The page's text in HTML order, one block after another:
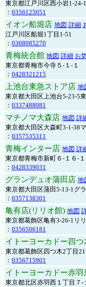
東京都江戸川区西小岩1-
： 0356125051
イオン船堀店 地図 詳細
江戸川区船堀1丁目1-51
： 0368085270
青梅統合館 地図 詳細 お
東京都青梅市今寺５-１-１
： 0428321215
上池台東急ストア店 地
東京都大田区上池台5-23-5
： 0337488081
マチノマ大森店 地図 詳
東京都大田区大森町3-1-38
： 0357535311
青梅インター店 地図 詳
東京都青梅市新町６-１６-１
： 0428339031
グランデュオ蒲田店 地
東京都大田区蒲田5-13-1グ
： 0357138301
亀有店(リリオ館) 地図
東京都葛飾区亀有3-26-1リ
： 0356506181
イトーヨーカドー四つ
東京都葛飾区四つ木2丁目
： 0356715901
イトーヨーカドー赤羽
東京都北区赤羽西１丁目７